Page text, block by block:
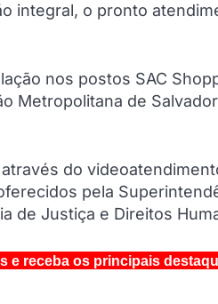
integral, o pronto
nos postos SAC
Metropolitana de
do
pela
de Justiça e Direitos
e receba os principais